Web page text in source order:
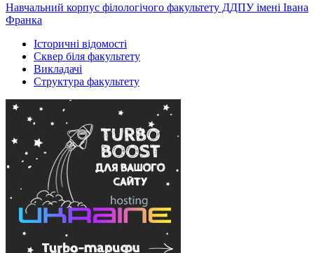
Навчальний корпус філологічого факультету ДДПУ імені Івана
Франка
Історичні відомості
Сквер біля факультету
Викладачі
Структура факультету